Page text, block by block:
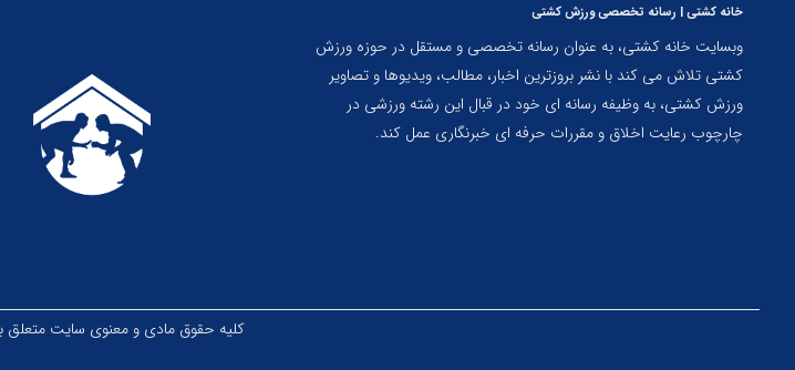
خانه کشتی | رسانه تخصصی ورزش کشتی
وبسایت خانه کشتی، به عنوان رسانه تخصصی و مستقل در حوزه ورزش
کشتی تلاش می کند با نشر بروزترین اخبار، مطالب، ویدیوها و تصاویر
ورزش کشتی، به وظیفه رسانه ای خود در قبال این رشته ورزشی در
چارچوب رعایت اخلاق و مقررات حرفه ای خبرنگاری عمل کند.
کلیه حقوق مادی و معنوی سایت متعلق